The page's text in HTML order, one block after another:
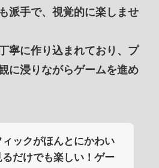
も派手で、 視覚的に楽しませ
寧に作り込まれており、プ
に浸りながらゲームを進め
ィックがほんとにかわい
るだけでも楽しい！ゲー